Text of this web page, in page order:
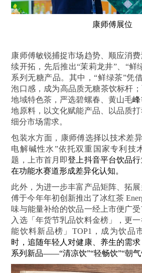
康师傅展位
康师傅敏锐捕捉市场趋势、顺应消
续开拓，先后推出“茉莉龙井”、“鲜
系列无糖产品。其中，“鲜绿茶”凭
泡口感，成为高品质无糖茶饮标杆
地域特色茶，严选碧螺春、黄山毛峰
地原料，以文化赋能产品、以品质
细分市场需求。
包装水方面，康师傅选择以技术差
电解碱性水”依托双重国家专利技
题，上市首月即登上抖音平台饮品
在功能水赛道形成差异化认知。
此外，为进一步丰富产品矩阵、拓
傅于今年年初创新推出了冰红茶
味与能量补给的饮品一经上市便广
入选「年货节乳品饮料金榜」，更
能饮料新品榜」TOP1，成为饮品
时，追随年轻人对健康、养生的需
系列新品——“清凉饮”“轻畅饮”“朝气